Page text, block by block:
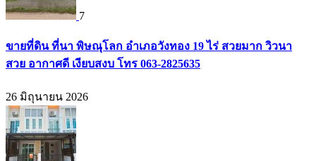
7
ขายที่ดิน ที่นา พิษณุโลก อำเภอวังทอง 19 ไร่ สวยมาก วิวนา
สวย อากาศดี เงียบสงบ โทร 063-2825635
26 มิถุนายน 2026